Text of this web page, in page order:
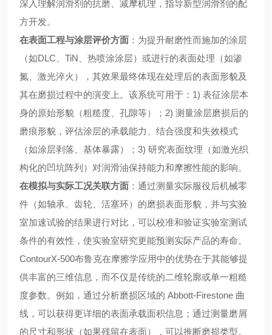
深入理解润滑剂的抗磨、减摩机理，指导新型润滑剂的配
方开发。
在表面工程与涂层评价方面 ：为提升耐磨性而施加的涂层
（如DLC、TiN、热喷涂涂层）或进行的表面处理（如渗
氮、激光淬火），其效果最终体现在处理后的表面形貌及
其在磨损过程中的演变上。该系统可用于：1) 表征涂层本
身的原始形貌（粗糙度、孔隙等）；2) 测量涂层磨损后的
磨痕形貌，评估涂层的承载能力、结合强度和失效模式
（如涂层剥落、基体暴露）；3) 研究表面纹理（如激光织
构化的凹坑阵列）对润滑油保持能力和摩擦性能的影响。
在模拟与实际工况关联方面 ：通过测量实际服役后机械零
件（如轴承、齿轮、活塞环）的磨损表面形貌，并与实验
室加速试验的结果进行对比，可以校准和验证实验室测试
条件的有效性，使实验室研究更能预测实际产品的寿命。
ContourX-500布鲁克在摩擦学应用中的优势在于其能够提
供丰富的三维信息，而不仅是传统的二维轮廓或单一粗糙
度参数。例如，通过分析磨损区域的 Abbott-Firestone 曲
线，可以获得更详细的表面承载面积信息；通过测量磨屑
的尺寸和形状（如果残留在表面），可以推断磨损类型。